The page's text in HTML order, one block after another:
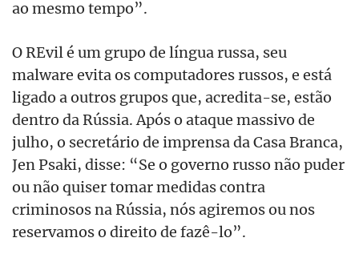
ao mesmo tempo”.
O REvil é um grupo de língua russa, seu
malware evita os computadores russos, e está
ligado a outros grupos que, acredita-se, estão
dentro da Rússia. Após o ataque massivo de
julho, o secretário de imprensa da Casa Branca,
Jen Psaki, disse: “Se o governo russo não puder
ou não quiser tomar medidas contra
criminosos na Rússia, nós agiremos ou nos
reservamos o direito de fazê-lo”.